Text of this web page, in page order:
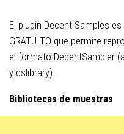
El plugin Decent Samples
GRATUITO que permite
el formato DecentSampler
y dslibrary).
Bibliotecas de muestras